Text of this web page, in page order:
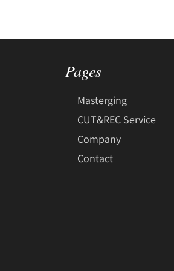
Pages
Masterging
CUT&REC Service
Company
Contact